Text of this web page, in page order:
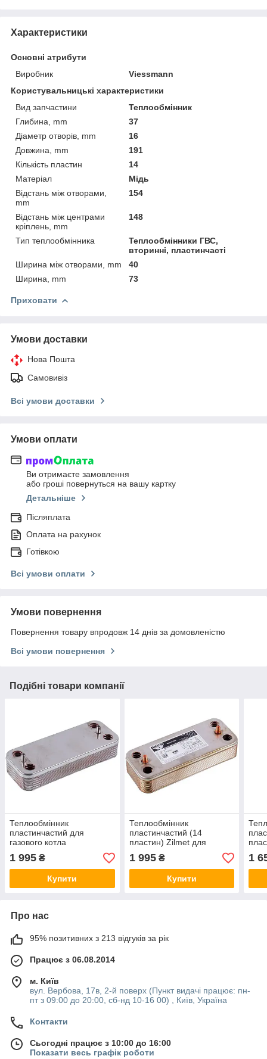
Характеристики
Основні атрибути
Виробник
Viessmann
Користувальницькі характеристики
Вид запчастини
Теплообмінник
Глибина, mm
37
Діаметр отворів, mm
16
Довжина, mm
191
Кількість пластин
14
Матеріал
Мідь
Відстань між отворами,
mm
154
Відстань між центрами
кріплень, mm
148
Тип теплообмінника
Теплообмінники ГВС,
вторинні, пластинчасті
Ширина між отворами, mm
40
Ширина, mm
73
Приховати
Умови доставки
Нова Пошта
Самовивіз
Всі умови доставки
Умови оплати
Ви отримаєте замовлення
або гроші повернуться на вашу картку
Детальніше
Післяплата
Оплата на рахунок
Готівкою
Всі умови оплати
Умови повернення
Повернення товару впродовж 14 днів за домовленістю
Всі умови повернення
Подібні товари компанії
Теплообмінник
пластинчастий для
газового котла
17B1901400 (14 пластин)
1 995 ₴
Купити
Теплообмінник
пластинчастий (14
пластин) Zilmet для
17B1901444
1 995₴
Купити
1
Про нас
95% позитивних з 213 відгуків за рік
Працює з 06.08.2014
м. Київ
вул. Вербова, 17в, 2-й поверх (Пункт видачі працює: пн-
пт з 09:00 до 20:00, сб-нд 10-16 00) , Київ, Україна
Контакти
Сьогодні працює з 10:00 до 16:00
Показати весь графік роботи